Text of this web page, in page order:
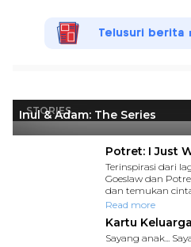
Telusuri berita